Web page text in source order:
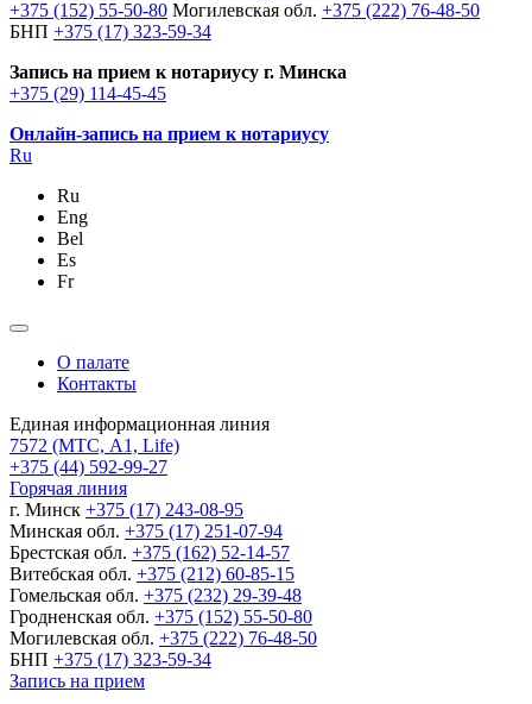
+375 (152) 55-50-80 Могилевская обл. +375 (222) 76-48-50
БНП +375 (17) 323-59-34
Запись на прием к нотариусу г. Минска
+375 (29) 114-45-45
Онлайн-запись на прием к нотариусу
Ru
Ru
Eng
Bel
Es
Fr
О палате
Контакты
Единая информационная линия
7572 (МТС, A1, Life)
+375 (44) 592-99-27
Горячая линия
г. Минск +375 (17) 243-08-95
Минская обл. +375 (17) 251-07-94
Брестская обл. +375 (162) 52-14-57
Витебская обл. +375 (212) 60-85-15
Гомельская обл. +375 (232) 29-39-48
Гродненская обл. +375 (152) 55-50-80
Могилевская обл. +375 (222) 76-48-50
БНП +375 (17) 323-59-34
Запись на прием